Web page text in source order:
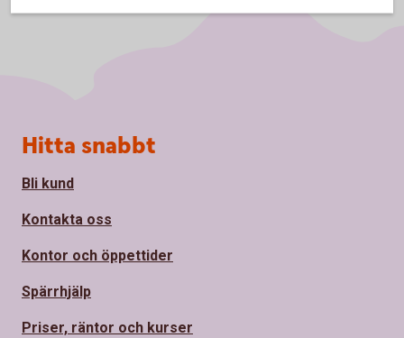
Sidfot
Hitta snabbt
Bli kund
Kontakta oss
Kontor och öppettider
Spärrhjälp
Priser, räntor och kurser